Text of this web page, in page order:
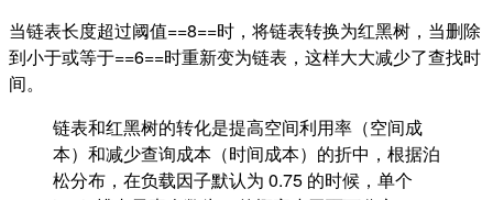
当链表长度超过阈值==8==时，将链表转换为红黑树，当删除
到小于或等于==6==时重新变为链表，这样大大减少了查找时
间。
链表和红黑树的转化是提高空间利用率（空间成
本）和减少查询成本（时间成本）的折中，根据泊
松分布，在负载因子默认为 0.75 的时候，单个